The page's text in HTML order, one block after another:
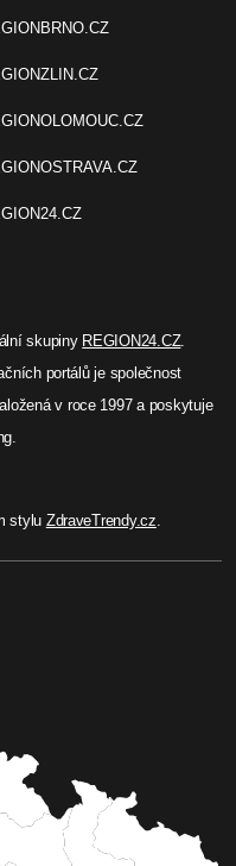
skupiny REGION24.CZ.
portálů je společnost
v roce 1997 a poskytuje
stylu ZdraveTrendy.cz.